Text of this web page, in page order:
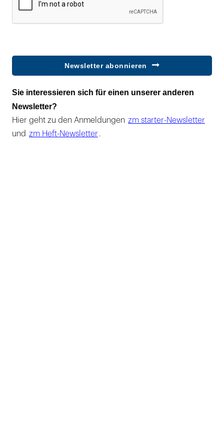
Newsletter abonnieren
Sie interessieren sich für einen unserer anderen
Newsletter?
Hier geht zu den Anmeldungen zm starter-Newsletter
und zm Heft-Newsletter .